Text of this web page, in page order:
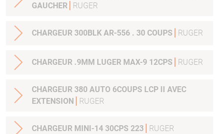
GAUCHER
RUGER
CHARGEUR 300BLK AR-556 . 30 COUPS RUGER
CHARGEUR .9MM LUGER MAX-9 12CPS RUGER
CHARGEUR 380 AUTO 6COUPS LCP II AVEC
EXTENSION
RUGER
CHARGEUR MINI-14 30CPS 223 RUGER